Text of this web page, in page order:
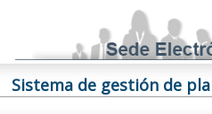
Sistema de gestión de